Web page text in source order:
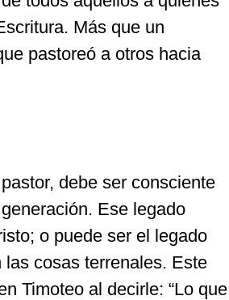
Más que un
pastoreó a otros hacia
debe ser consciente
Ese legado
o puede ser el legado
cosas terrenales. Este
Timoteo al decirle: “Lo que